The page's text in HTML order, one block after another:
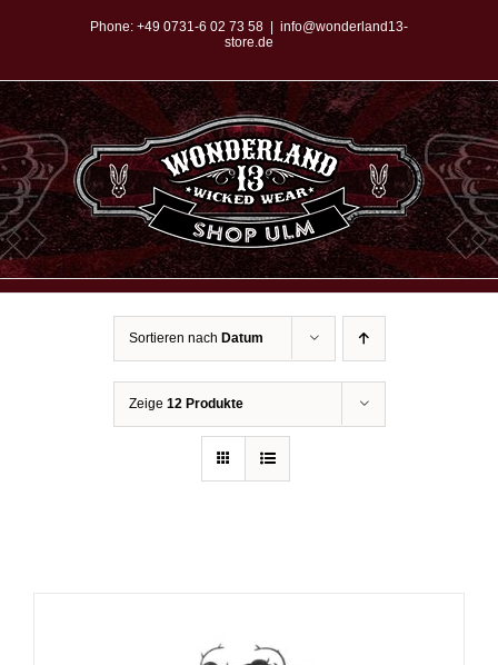
springen
Phone: +49 0731-6 02 73 58
info@wonderland13-
store.de
Sortieren nach Datum
Zeige 12 Produkte